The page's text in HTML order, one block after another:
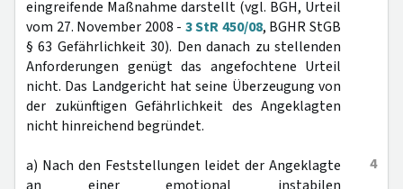
eingreifende Maßnahme darstellt (vgl. BGH, Urteil
vom 27. November 2008 - 3 StR 450/08, BGHR StGB
§ 63 Gefährlichkeit 30). Den danach zu stellenden
Anforderungen genügt das angefochtene Urteil
nicht. Das Landgericht hat seine Überzeugung von
der zukünftigen Gefährlichkeit des Angeklagten
nicht hinreichend begründet.
4
a) Nach den Feststellungen leidet der Angeklagte